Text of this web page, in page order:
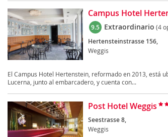
Campus Hotel
9.5 Extraordinario (4
Hertensteinstrasse 156,
Weggis
El Campus Hotel Hertenstein, reformado en 2013, está
Lucerna, junto al embarcadero, y cuenta con...
Post Hotel Weggis
Seestrasse 8,
Weggis